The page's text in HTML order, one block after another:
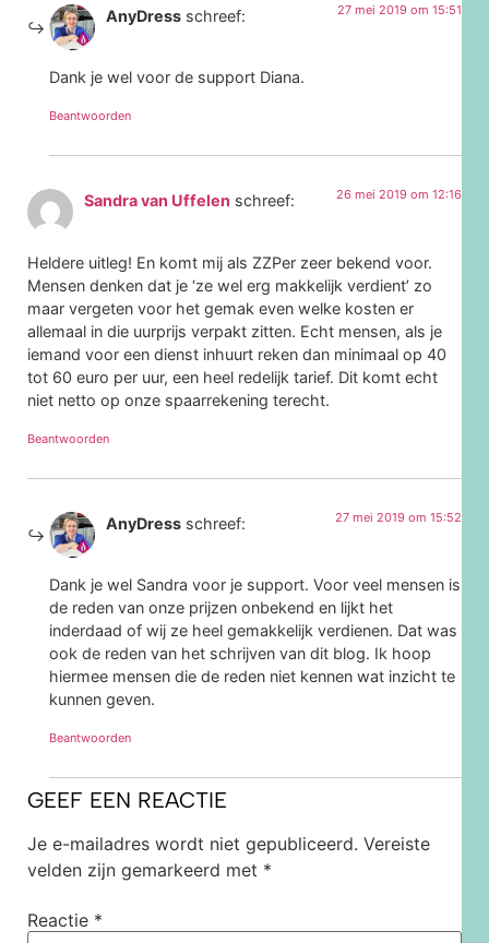
AnyDress schreef: 27 mei 2019 om 15:51
Dank je wel voor de support Diana.
Beantwoorden
Sandra van Uffelen schreef: 26 mei 2019 om 12:16
Heldere uitleg! En komt mij als ZZPer zeer bekend voor.
Mensen denken dat je ‘ze wel erg makkelijk verdient’ zo
maar vergeten voor het gemak even welke kosten er
allemaal in die uurprijs verpakt zitten. Echt mensen, als je
iemand voor een dienst inhuurt reken dan minimaal op 40
tot 60 euro per uur, een heel redelijk tarief. Dit komt echt
niet netto op onze spaarrekening terecht.
Beantwoorden
AnyDress schreef: 27 mei 2019 om 15:52
Dank je wel Sandra voor je support. Voor veel mensen is
de reden van onze prijzen onbekend en lijkt het
inderdaad of wij ze heel gemakkelijk verdienen. Dat was
ook de reden van het schrijven van dit blog. Ik hoop
hiermee mensen die de reden niet kennen wat inzicht te
kunnen geven.
Beantwoorden
GEEF EEN REACTIE
Je e-mailadres wordt niet gepubliceerd. Vereiste
velden zijn gemarkeerd met *
Reactie *